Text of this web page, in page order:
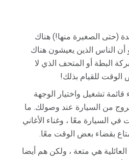
(حتى الصغيرة منها!) هناك
أن الناس الذين يعيشون هناك
البطة أو المتحف الذي لا
الوقت للقيام بذلك!
قائمة تشغيل واختيار الوجهة
من السيارة عند وصولك. ما
السيارة معًا ، وغناء الأغاني
بقضاء بعض الوقت معًا.
العائلية هي متعة ، ولكن هم أيضا